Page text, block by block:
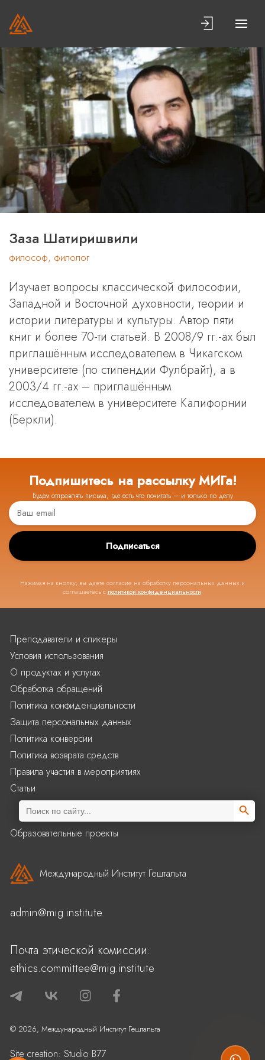
Заза Шатиришвили
философ, филолог
Изучает вопросы классической философии,
Западной и Восточной духовности, теории и
истории литературы и культуры. Автор пяти
книг и более 70-ти статьей. В 2008/9 гг.-ах был
приглашённым исследователем в Чикагском
университете (по стипендии Фулбрайт), а в
2003/4 гг.-ах – приглашённым
исследователем в университете Калифорнии
(Беркли).
Подпишитесь на рассылку МИГа!
Будем отправлять письма, где есть что почитать – и только по делу
Подписаться
Нажимая на кнопку, вы даете согласие на обработку персональных данных и
соглашаетесь с политикой конфиденциальности.
Образовательные проекты
Преподаватели и спикеры
Условия использования
О продуктах и услугах
Обработка обращений
Политика конфиденциальности
Защита персональных данных
Политика конверсии
Политика возврата средств
Правила участия в мероприятиях
Статьи
Search
for:
Search
Международный Институт Гештальта
admin@mig.institute
Почта этической комиссии:
ethics.committee@mig.institute
© 2026, Международный Институт Гештальта
Site creation: Studio B77